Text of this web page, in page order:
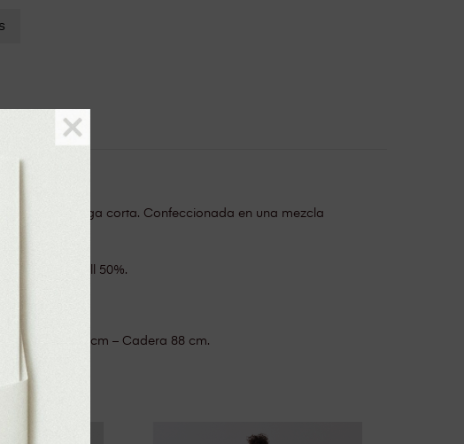
pico y manga corta. Confeccionada en una mezcla
naturales.
50%, Lyocell 50%.
– Cintura 59 cm – Cadera 88 cm.
×